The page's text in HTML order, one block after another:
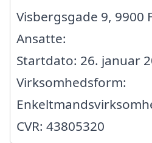
Visbergsgade 9, 9900
Ansatte:
Startdato: 26. januar
Virksomhedsform:
CVR: 43805320